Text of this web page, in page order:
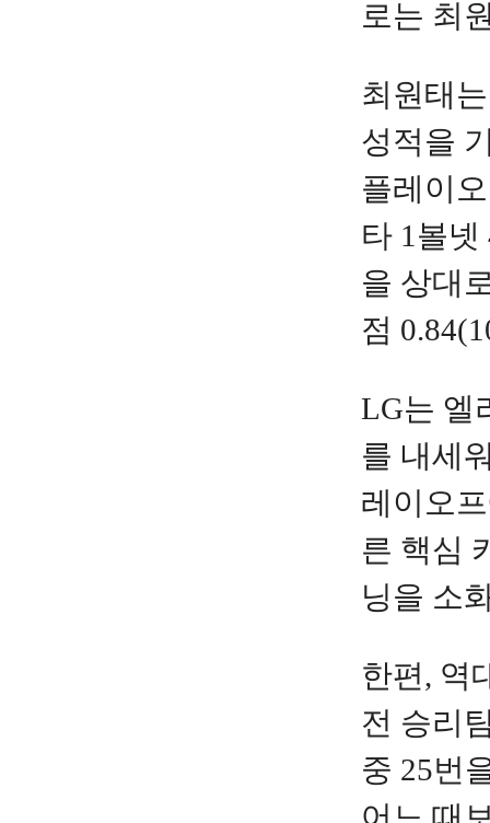
로는 최
최원태
성적을
플레이
타 1볼
을 상대
점
LG는 엘
를 내세
레이오
른 핵심
닝을 소
한편, 역
전 승리
중 25번